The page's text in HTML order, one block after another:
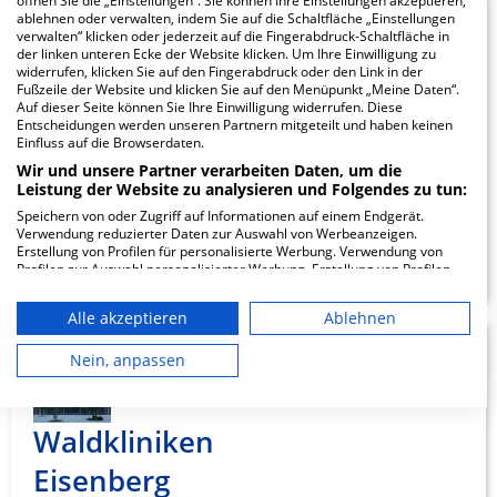
10.02
HELIOS Klinik
Blankenhain
Wirthstraße 5
99444 Blankenhain
ZUM PROFIL
Waldkliniken
Eisenberg
ablehnen oder verwalten, indem Sie auf die Schaltfläche „Einstellungen
verwalten“ klicken oder jederzeit auf die Fingerabdruck-Schaltfläche in
der linken unteren Ecke der Website klicken. Um Ihre Einwilligung zu
widerrufen, klicken Sie auf den Fingerabdruck oder den Link in der
Fußzeile der Website und klicken Sie auf den Menüpunkt „Meine Daten“.
Auf dieser Seite können Sie Ihre Einwilligung widerrufen. Diese
Entscheidungen werden unseren Partnern mitgeteilt und haben keinen
Einfluss auf die Browserdaten.
Wir und unsere Partner verarbeiten Daten, um die
Leistung der Website zu analysieren und Folgendes zu tun:
Speichern von oder Zugriff auf Informationen auf einem Endgerät.
Verwendung reduzierter Daten zur Auswahl von Werbeanzeigen.
Erstellung von Profilen für personalisierte Werbung. Verwendung von
Profilen zur Auswahl personalisierter Werbung. Erstellung von Profilen
personalisierter Inhalte. Messung der Werbeleistung. Messung der
Performance von Inhalten. Analyse von Zielgruppen durch Statistiken
oder Kombinationen von Daten aus verschiedenen Quellen. Entwicklung
und Verbesserung der Angebote. Verwendung reduzierter Daten zur
Auswahl von Inhalten.
die USA gesendet werden.
Ihre Einwilligung und die cookie Richtlinie gelten ausschließlich für diese
Website/App.
Partnerliste anzeigen (1 IAB-Anbieter)
Alle akzeptieren
Ablehnen
Nein, anpassen